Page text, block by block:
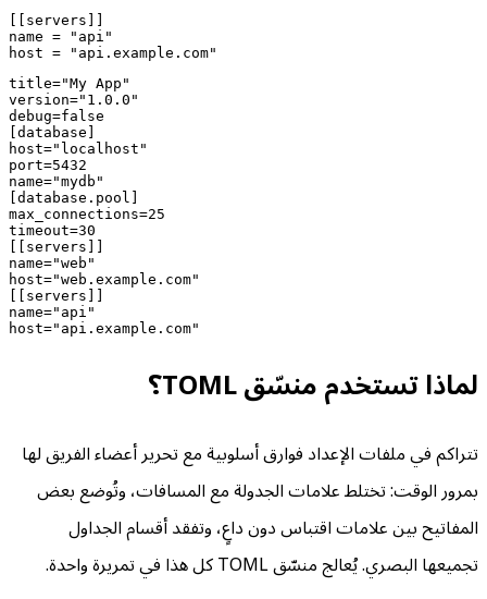
[[servers]]
name = "api"
host = "api.example.com"
title="My App"
version="1.0.0"
debug=false
[database]
host="localhost"
port=5432
name="mydb"
[database.pool]
max_connections=25
timeout=30
[[servers]]
name="web"
host="web.example.com"
[[servers]]
name="api"
host="api.example.com"
لماذا تستخدم منسّق TOML؟
تتراكم في ملفات الإعداد فوارق أسلوبية مع تحرير أعضاء الفريق لها
بمرور الوقت: تختلط علامات الجدولة مع المسافات، وتُوضع بعض
المفاتيح بين علامات اقتباس دون داعٍ، وتفقد أقسام الجداول
تجميعها البصري. يُعالج منسّق TOML كل هذا في تمريرة واحدة.